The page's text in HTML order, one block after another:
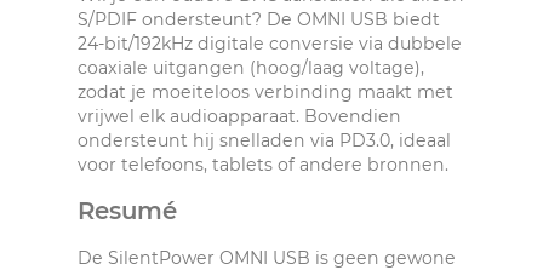
S/PDIF ondersteunt? De OMNI USB biedt
24-bit/192kHz digitale conversie via dubbele
coaxiale uitgangen (hoog/laag voltage),
zodat je moeiteloos verbinding maakt met
vrijwel elk audioapparaat. Bovendien
ondersteunt hij snelladen via PD3.0, ideaal
voor telefoons, tablets of andere bronnen.
Resumé
De SilentPower OMNI USB is geen gewone